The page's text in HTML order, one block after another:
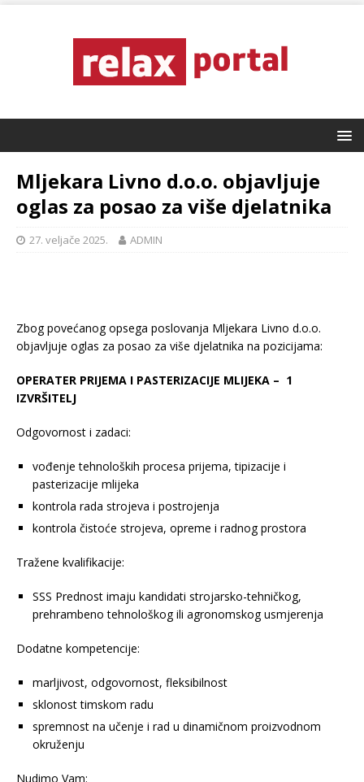
Mljekara Livno d.o.o. objavljuje
oglas za posao za više djelatnika
27. veljače 2025. ADMIN
Zbog povećanog opsega poslovanja Mljekara Livno d.o.o.
objavljuje oglas za posao za više djelatnika na pozicijama:
OPERATER PRIJEMA I PASTERIZACIJE MLIJEKA – 1
IZVRŠITELJ
Odgovornost i zadaci:
vođenje tehnoloških procesa prijema, tipizacije i
pasterizacije mlijeka
kontrola rada strojeva i postrojenja
kontrola čistoće strojeva, opreme i radnog prostora
Tražene kvalifikacije:
SSS Prednost imaju kandidati strojarsko-tehničkog,
prehrambeno tehnološkog ili agronomskog usmjerenja
Dodatne kompetencije:
marljivost, odgovornost, fleksibilnost
sklonost timskom radu
spremnost na učenje i rad u dinamičnom proizvodnom
okruženju
Nudimo Vam: